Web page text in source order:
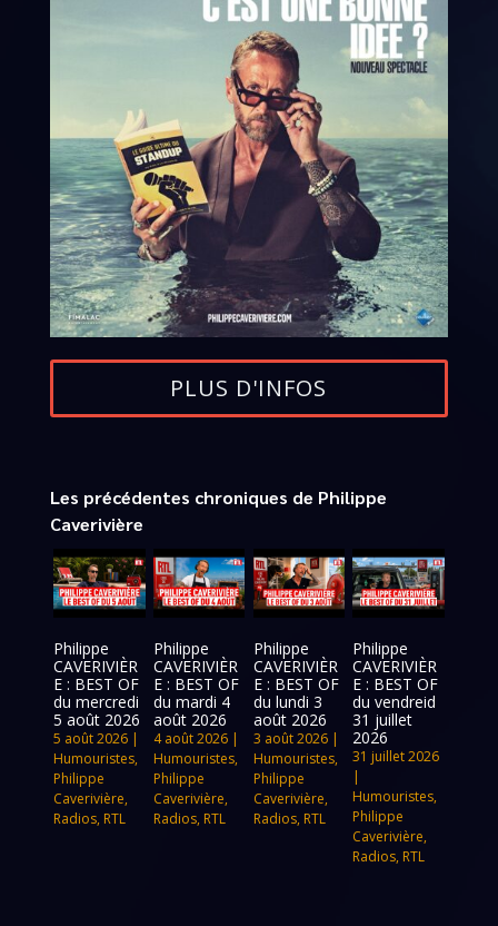
PLUS D'INFOS
Les précédentes chroniques de Philippe
Caverivière
Philippe
CAVERIVIÈR
E : BEST OF
du mercredi
5 août 2026
5 août 2026 |
Humouristes,
Philippe
Caverivière,
Radios, RTL
Philippe
CAVERIVIÈR
E : BEST OF
du mardi 4
août 2026
4 août 2026|
Humouristes,
Philippe
Caverivière,
Radios, RTL
Philippe
CAVERIVIÈR
E : BEST OF
du lundi 3
août 2026
3 août 2026|
Humouristes,
Philippe
Caverivière,
Radios, RTL
Philippe
CAVERIVIÈR
E : BEST OF
du vendreid
31 juillet
2026
31 juillet 2026
|
Humouristes,
Philippe
Caverivière,
Radios, RTL